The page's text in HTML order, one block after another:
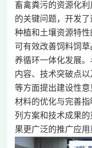
畜禽粪污的资源化
的关键问题，开发
种植和土壤资源特性
可有效改善饲料饲
养循环一体化发展
内容、技术突破点
等方面提出建设性
材料的优化与完善
列方案和技术成果
果更广泛的推广应用